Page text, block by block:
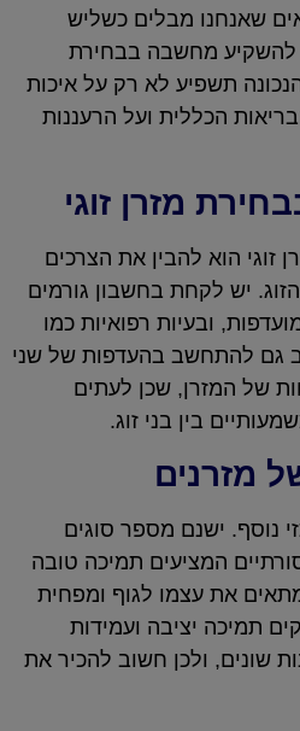
שאנחנו מבלים כשליש
להשקיע מחשבה בבחירת
תשפיע לא רק על איכות
הכללית ועל הרעננות
מזרן זוגי
זוגי הוא להבין את הצרכים
יש לקחת בחשבון גורמים
ובעיות רפואיות כמו
גם להתחשב בהעדפות של שני
של המזרן, שכן לעתים
בין בני זוג.
מזרנים
נוסף. ישנם מספר סוגים
המציעים תמיכה טובה
את עצמו לגוף ומפחית
תמיכה יציבה ועמידות
שונים, ולכן חשוב להכיר את